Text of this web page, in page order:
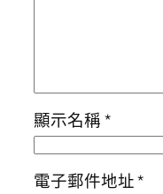
顯示名稱*
電子郵件地址*